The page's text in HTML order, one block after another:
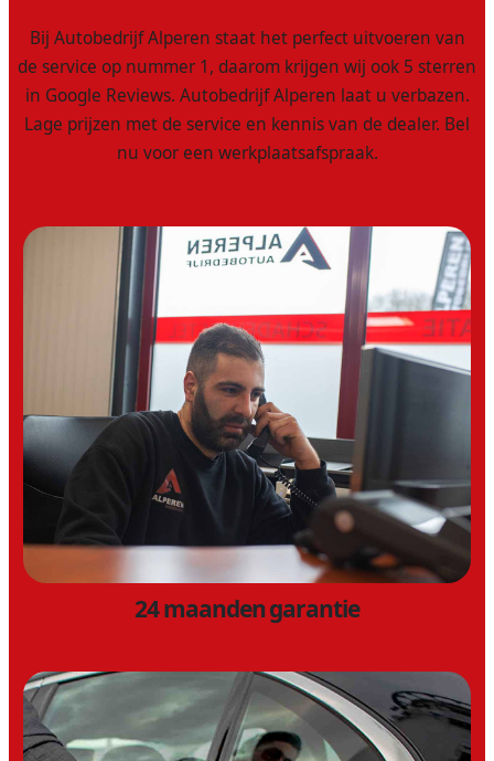
Bij Autobedrijf Alperen staat het perfect uitvoeren van
de service op nummer 1, daarom krijgen wij ook 5 sterren
in Google Reviews. Autobedrijf Alperen laat u verbazen.
Lage prijzen met de service en kennis van de dealer. Bel
nu voor een werkplaatsafspraak.
24 maanden garantie